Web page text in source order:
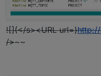
![](</s><URL url=)
/>~~